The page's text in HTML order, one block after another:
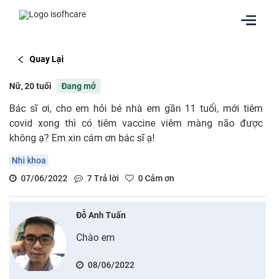
Quay Lại
Nữ, 20 tuổi Đang mở
Bác sĩ ơi, cho em hỏi bé nhà em gần 11 tuổi, mới tiêm
covid xong thì có tiêm vaccine viêm màng não được
không ạ? Em xin cám ơn bác sĩ ạ!
Nhi khoa
07/06/2022
7Trả lời 0Cảm ơn
Đỗ Anh Tuấn
Chào em
08/06/2022